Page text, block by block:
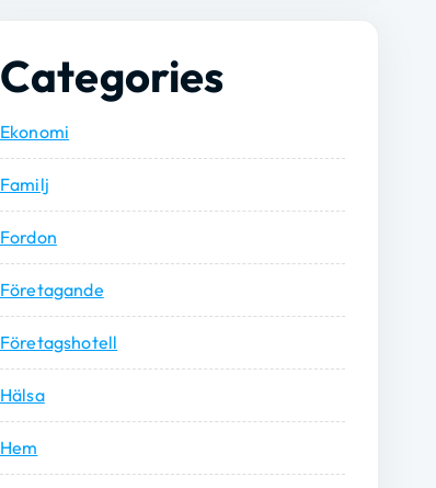
Categories
Ekonomi
Familj
Fordon
Företagande
Företagshotell
Hälsa
Hem